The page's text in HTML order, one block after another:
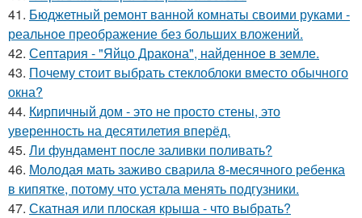
41. Бюджетный ремонт ванной комнаты своими руками -
реальное преображение без больших вложений.
42. Септария - "Яйцо Дракона", найденное в земле.
43. Почему стоит выбрать стеклоблоки вместо обычного
окна?
44. Кирпичный дом - это не просто стены, это
уверенность на десятилетия вперёд.
45. Ли фундамент после заливки поливать?
46. Молодая мать заживо сварила 8-месячного ребенка
в кипятке, потому что устала менять подгузники.
47. Скатная или плоская крыша - что выбрать?